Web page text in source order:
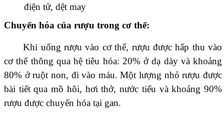
điện tử, dệt may
Chuyển hóa của rượu trong cơ thể:
Khi uống rượu vào cơ thể, rượu được hấp thu vào
cơ thể thông qua hệ tiêu hóa: 20% ở dạ dày và khoảng
80% ở ruột non, đi vào máu. Một lượng nhỏ rượu được
bài tiết qua mồ hôi, hơi thở, nước tiểu và khoảng 90%
rượu được chuyển hóa tại gan.